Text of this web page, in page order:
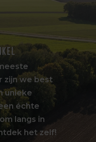
zijn we best
unieke
échte
langs in
het zelf!